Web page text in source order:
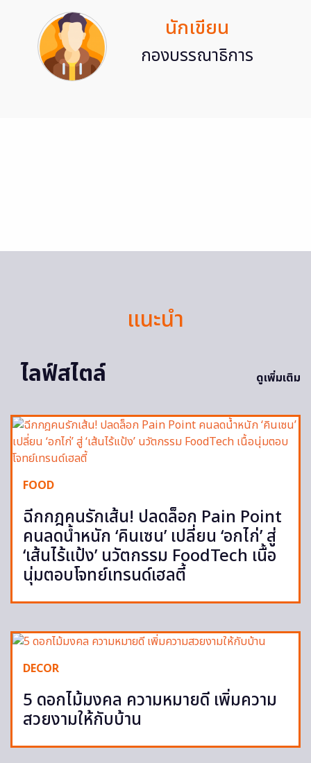
นักเขียน
กองบรรณาธิการ
แนะนำ
ไลฟ์สไตล์
ดูเพิ่มเติม
FOOD
ฉีกกฎคนรักเส้น! ปลดล็อก Pain Point
คนลดน้ำหนัก ‘คินเซน’ เปลี่ยน ‘อกไก่’ สู่
‘เส้นไร้แป้ง’ นวัตกรรม FoodTech เนื้อ
นุ่มตอบโจทย์เทรนด์เฮลตี้
DECOR
5 ดอกไม้มงคล ความหมายดี เพิ่มความ
สวยงามให้กับบ้าน